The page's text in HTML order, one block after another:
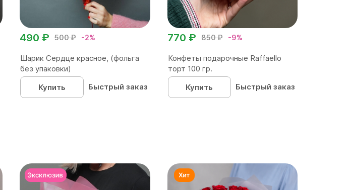
500 ₽ -2%
490 ₽
Шарик Сердце красное, (фольга
без упаковки)
Купить
Быстрый заказ
850 ₽ -9%
770 ₽
Конфеты подарочные Raffaello
торт 100 гр.
Купить
Быстрый заказ